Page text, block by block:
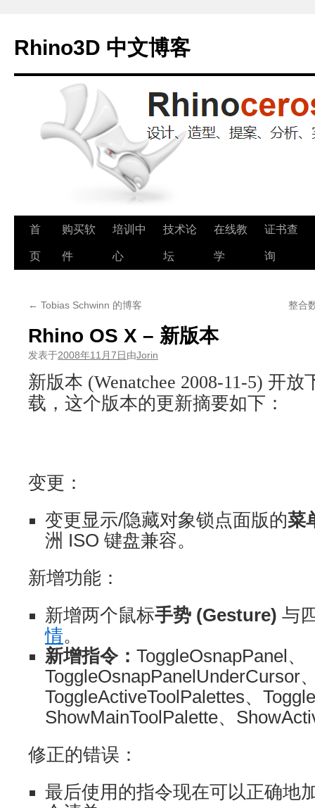
Rhino3D 中文博客
跳
至
首
页
购买软
件
培训中
心
技术论
坛
在线教
学
证书查
询
← Tobias Schwinn 的博客 整合
Rhino OS X – 新版本
发表于2008年11月7日由Jorin
新版本 (Wenatchee 2008-11-5) 开放
载，这个版本的更新摘要如下：
变更：
变更显示/隐藏对象锁点面版的菜
洲 ISO 键盘兼容。
新增功能：
新增两个鼠标手势 (Gesture) 与
情。
新增指令： ToggleOsnapPanel、
ToggleOsnapPanelUnderCursor
ToggleActiveToolPalettes、
ShowMainToolPalette、
修正的错误：
最后使用的指令现在可以正确地